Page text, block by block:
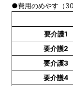
●費用のめやす（30
要介護1
要介護2
要介護3
要介護4